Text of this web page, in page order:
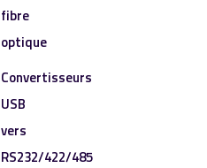
fibre
optique
Convertisseurs
USB
vers
RS232/422/485